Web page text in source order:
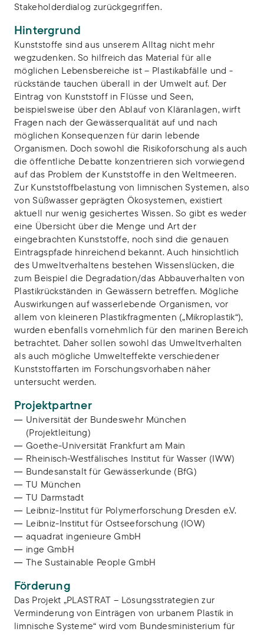
Stakeholderdialog zurückgegriffen.
Hintergrund
Kunststoffe sind aus unserem Alltag nicht mehr
wegzudenken. So hilfreich das Material für alle
möglichen Lebensbereiche ist – Plastikabfälle und -
rückstände tauchen überall in der Umwelt auf. Der
Eintrag von Kunststoff in Flüsse und Seen,
beispielsweise über den Ablauf von Kläranlagen, wirft
Fragen nach der Gewässerqualität auf und nach
möglichen Konsequenzen für darin lebende
Organismen. Doch sowohl die Risikoforschung als auch
die öffentliche Debatte konzentrieren sich vorwiegend
auf das Problem der Kunststoffe in den Weltmeeren.
Zur Kunststoffbelastung von limnischen Systemen, also
von Süßwasser geprägten Ökosystemen, existiert
aktuell nur wenig gesichertes Wissen. So gibt es weder
eine Übersicht über die Menge und Art der
eingebrachten Kunststoffe, noch sind die genauen
Eintragspfade hinreichend bekannt. Auch hinsichtlich
des Umweltverhaltens bestehen Wissenslücken, die
zum Beispiel die Degradation/das Abbauverhalten von
Plastikrückständen in Gewässern betreffen. Mögliche
Auswirkungen auf wasserlebende Organismen, vor
allem von kleineren Plastikfragmenten („Mikroplastik“),
wurden ebenfalls vornehmlich für den marinen Bereich
betrachtet. Daher sollen sowohl das Umweltverhalten
als auch mögliche Umwelteffekte verschiedener
Kunststoffarten im Forschungsvorhaben näher
untersucht werden.
Projektpartner
Universität der Bundeswehr München
(Projektleitung)
Goethe-Universität Frankfurt am Main
Rheinisch-Westfälisches Institut für Wasser (IWW)
Bundesanstalt für Gewässerkunde (BfG)
TU München
TU Darmstadt
Leibniz-Institut für Polymerforschung Dresden e.V.
Leibniz-Institut für Ostseeforschung (IOW)
aquadrat ingenieure GmbH
inge GmbH
The Sustainable People GmbH
Förderung
Das Projekt „PLASTRAT – Lösungsstrategien zur
Verminderung von Einträgen von urbanem Plastik in
limnische Systeme“ wird vom Bundesministerium für